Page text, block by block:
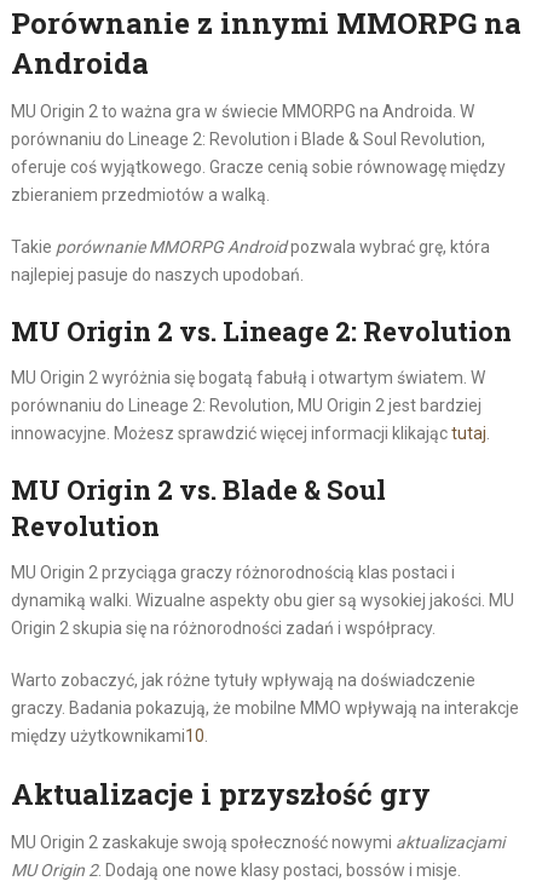
Porównanie z innymi MMORPG na
Androida
MU Origin 2 to ważna gra w świecie MMORPG na Androida. W
porównaniu do Lineage 2: Revolution i Blade & Soul Revolution,
oferuje coś wyjątkowego. Gracze cenią sobie równowagę między
zbieraniem przedmiotów a walką.
Takie porównanie MMORPG Androidpozwala wybrać grę, która
najlepiej pasuje do naszych upodobań.
MU Origin 2 vs. Lineage 2: Revolution
MU Origin 2 wyróżnia się bogatą fabułą i otwartym światem. W
porównaniu do Lineage 2: Revolution, MU Origin 2 jest bardziej
innowacyjne. Możesz sprawdzić więcej informacji klikająctutaj
MU Origin 2 vs. Blade & Soul
Revolution
MU Origin 2 przyciąga graczy różnorodnością klas postaci i
dynamiką walki. Wizualne aspekty obu gier są wysokiej jakości. MU
Origin 2 skupia się na różnorodności zadań i współpracy.
Warto zobaczyć, jak różne tytuły wpływają na doświadczenie
graczy. Badania pokazują, że mobilne MMO wpływają na interakcje
między użytkownikami10
Aktualizacje i przyszłość gry
MU Origin 2 zaskakuje swoją społeczność nowymi aktualizacjami
MU Origin 2. Dodają one nowe klasy postaci, bossów i misje.